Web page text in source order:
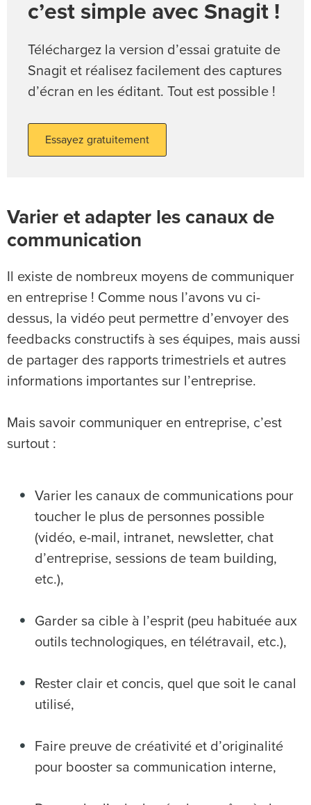
c’est simple avec Snagit !
Téléchargez la version d’essai gratuite de
Snagit et réalisez facilement des captures
d’écran en les éditant. Tout est possible !
Essayez gratuitement
Varier et adapter les canaux de
communication
Il existe de nombreux moyens de communiquer
en entreprise ! Comme nous l’avons vu ci-
dessus, la vidéo peut permettre d’envoyer des
feedbacks constructifs à ses équipes, mais aussi
de partager des rapports trimestriels et autres
informations importantes sur l’entreprise.
Mais savoir communiquer en entreprise, c’est
surtout :
Varier les canaux de communications pour
toucher le plus de personnes possible
(vidéo, e-mail, intranet, newsletter, chat
d’entreprise, sessions de team building,
etc.),
Garder sa cible à l’esprit (peu habituée aux
outils technologiques, en télétravail, etc.),
Rester clair et concis, quel que soit le canal
utilisé,
Faire preuve de créativité et d’originalité
pour booster sa communication interne,